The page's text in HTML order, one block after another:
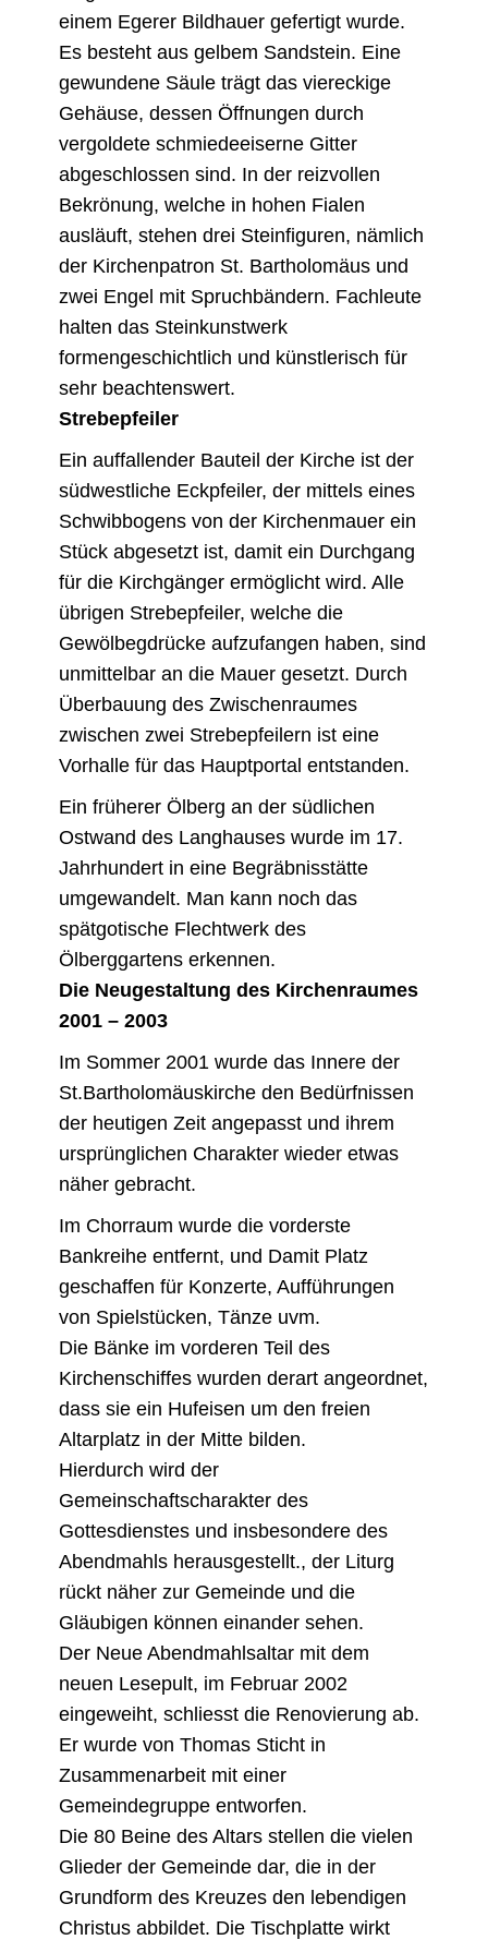
einem Egerer Bildhauer gefertigt wurde.
Es besteht aus gelbem Sandstein. Eine
gewundene Säule trägt das viereckige
Gehäuse, dessen Öffnungen durch
vergoldete schmiedeeiserne Gitter
abgeschlossen sind. In der reizvollen
Bekrönung, welche in hohen Fialen
ausläuft, stehen drei Steinfiguren, nämlich
der Kirchenpatron St. Bartholomäus und
zwei Engel mit Spruchbändern. Fachleute
halten das Steinkunstwerk
formengeschichtlich und künstlerisch für
sehr beachtenswert.
Strebepfeiler
Ein auffallender Bauteil der Kirche ist der
südwestliche Eckpfeiler, der mittels eines
Schwibbogens von der Kirchenmauer ein
Stück abgesetzt ist, damit ein Durchgang
für die Kirchgänger ermöglicht wird. Alle
übrigen Strebepfeiler, welche die
Gewölbegdrücke aufzufangen haben, sind
unmittelbar an die Mauer gesetzt. Durch
Überbauung des Zwischenraumes
zwischen zwei Strebepfeilern ist eine
Vorhalle für das Hauptportal entstanden.
Ein früherer Ölberg an der südlichen
Ostwand des Langhauses wurde im 17.
Jahrhundert in eine Begräbnisstätte
umgewandelt. Man kann noch das
spätgotische Flechtwerk des
Ölberggartens erkennen.
Die Neugestaltung des Kirchenraumes
2001 – 2003
Im Sommer 2001 wurde das Innere der
St.Bartholomäuskirche den Bedürfnissen
der heutigen Zeit angepasst und ihrem
ursprünglichen Charakter wieder etwas
näher gebracht.
Im Chorraum wurde die vorderste
Bankreihe entfernt, und Damit Platz
geschaffen für Konzerte, Aufführungen
von Spielstücken, Tänze uvm.
Die Bänke im vorderen Teil des
Kirchenschiffes wurden derart angeordnet,
dass sie ein Hufeisen um den freien
Altarplatz in der Mitte bilden.
Hierdurch wird der
Gemeinschaftscharakter des
Gottesdienstes und insbesondere des
Abendmahls herausgestellt., der Liturg
rückt näher zur Gemeinde und die
Gläubigen können einander sehen.
Der Neue Abendmahlsaltar mit dem
neuen Lesepult, im Februar 2002
eingeweiht, schliesst die Renovierung ab.
Er wurde von Thomas Sticht in
Zusammenarbeit mit einer
Gemeindegruppe entworfen.
Die 80 Beine des Altars stellen die vielen
Glieder der Gemeinde dar, die in der
Grundform des Kreuzes den lebendigen
Christus abbildet. Die Tischplatte wirkt